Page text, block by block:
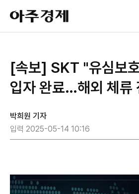
아
주
경
[속보] SKT "유심보
입자 완료…해외 체류
박희원 기자
입력 2025-05-14 10:16